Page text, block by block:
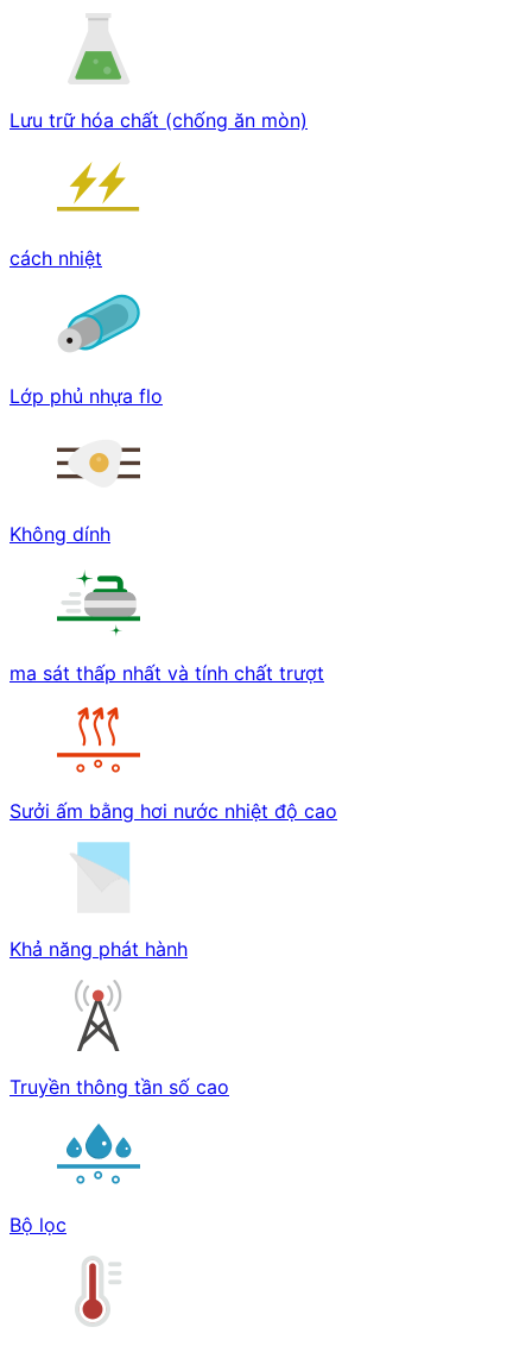
Lưu trữ hóa chất (chống ăn mòn)
cách nhiệt
Lớp phủ nhựa flo
Không dính
ma sát thấp nhất và tính chất trượt
Sưởi ấm bằng hơi nước nhiệt độ cao
Khả năng phát hành
Truyền thông tần số cao
Bộ lọc